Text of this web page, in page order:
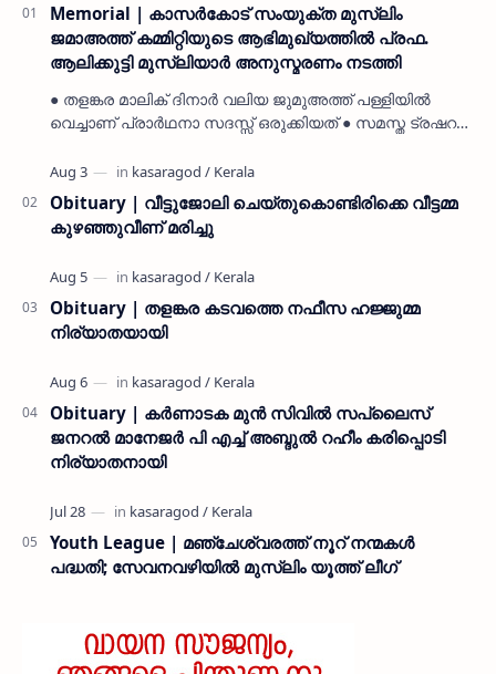
Memorial | കാസർകോട് സംയുക്ത മുസ്ലിം
ജമാഅത്ത് കമ്മിറ്റിയുടെ ആഭിമുഖ്യത്തിൽ പ്രഫ.
ആലിക്കുട്ടി മുസ്ലിയാർ അനുസ്മരണം നടത്തി
● തളങ്കര മാലിക് ദിനാർ വലിയ ജുമുഅത്ത് പള്ളിയിൽ
വെച്ചാണ് പ്രാർഥനാ സദസ്സ് ഒരുക്കിയത് ● സമസ്ത ട്രഷറർ
നൽകി കാസ…
Obituary | വീട്ടുജോലി ചെയ്തുകൊണ്ടിരിക്കെ വീട്ടമ്മ
കുഴഞ്ഞുവീണ് മരിച്ചു
Obituary | തളങ്കര കടവത്തെ നഫീസ ഹജ്ജുമ്മ
നിര്യാതയായി
Obituary | കർണാടക മുൻ സിവില്‍ സപ്ലൈസ്
ജനറൽ മാനേജർ പി എച്ച് അബ്ദുൽ റഹീം കരിപ്പൊടി
നിര്യാതനായി
Youth League | മഞ്ചേശ്വരത്ത് നൂറ് നന്മകൾ
പദ്ധതി; സേവനവഴിയിൽ മുസ്ലിം യൂത്ത് ലീഗ്